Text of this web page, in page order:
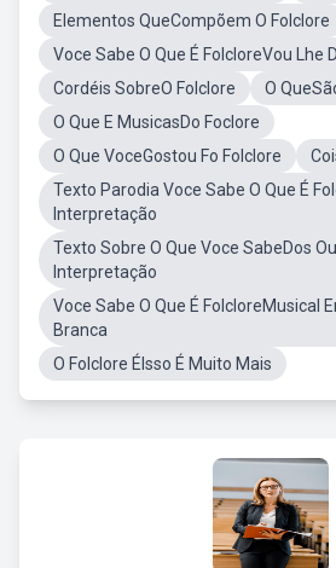
Elementos QueCompõem O Folclore
Voce Sabe O Que É FolcloreVou Lhe
Cordéis SobreO Folclore
O
O Que E MusicasDo Foclore
O Que VoceGostou Fo Folclore
Texto Parodia Voce Sabe O Que É
Interpretação
Texto Sobre O Que Voce SabeDos
Interpretação
Voce Sabe O Que É FolcloreMusical
Branca
O Folclore ÉIsso É Muito Mais